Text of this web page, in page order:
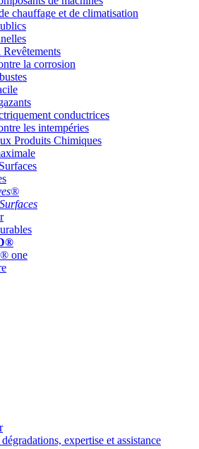
chauffage et de climatisation
la corrosion
conductrices
les intempéries
Produits Chimiques
one
expertise et assistance